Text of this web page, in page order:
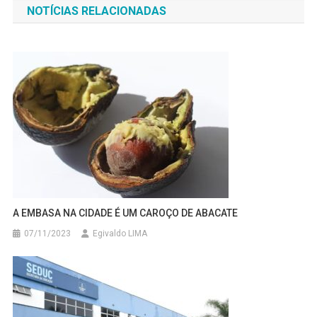
Post
NOTÍCIAS RELACIONADAS
A EMBASA NA CIDADE É UM CAROÇO DE ABACATE
07/11/2023 Egivaldo LIMA